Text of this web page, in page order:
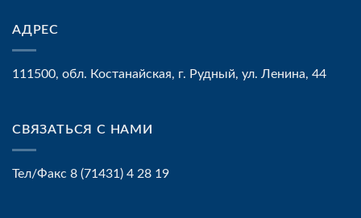
АДРЕС
111500, обл. Костанайская, г. Рудный, ул. Ленина, 44
СВЯЗАТЬСЯ С НАМИ
Тел/Факс 8 (71431) 4 28 19